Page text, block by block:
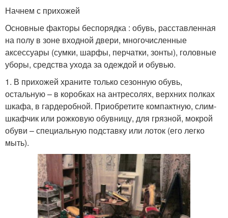
Начнем с прихожей
Основные факторы беспорядка : обувь, расставленная
на полу в зоне входной двери, многочисленные
аксессуары (сумки, шарфы, перчатки, зонты), головные
уборы, средства ухода за одеждой и обувью.
1. В прихожей храните только сезонную обувь,
остальную – в коробках на антресолях, верхних полках
шкафа, в гардеробной. Приобретите компактную, слим-
шкафчик или рожковую обувницу, для грязной, мокрой
обуви – специальную подставку или лоток (его легко
мыть).